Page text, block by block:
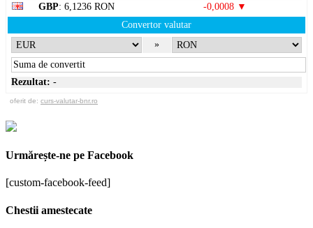
GBP: 6,1236 RON
-0,0008 ▼
Convertor valutar
»
Rezultat: -
oferit de: curs-valutar-bnr.ro
Urmărește-ne pe Facebook
[custom-facebook-feed]
Chestii amestecate